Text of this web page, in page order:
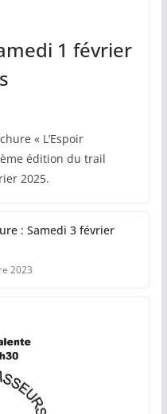
1 février
« L’Espoir
édition du trail
2025.
: Samedi 3 février
2023